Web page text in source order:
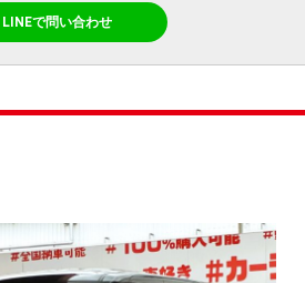
LINEで問い合わせ